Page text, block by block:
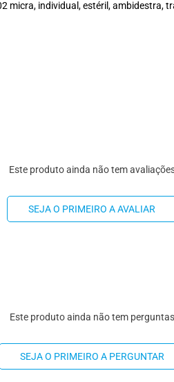
micra, individual, estéril, ambidestra,
Este produto ainda não tem
SEJA O PRIMEIRO A AVALIAR
Este produto ainda não tem perguntas
SEJA O PRIMEIRO A PERGUNTAR